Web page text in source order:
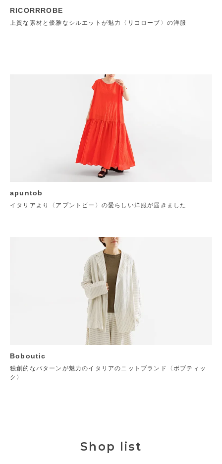
RICORRROBE
上質な素材と優雅なシルエットが魅力〈リコローブ〉の洋服
apuntob
イタリアより〈アプントビー〉の愛らしい洋服が届きました
Boboutic
独創的なパターンが魅力のイタリアのニットブランド〈ボブティッ
ク〉
Shop list